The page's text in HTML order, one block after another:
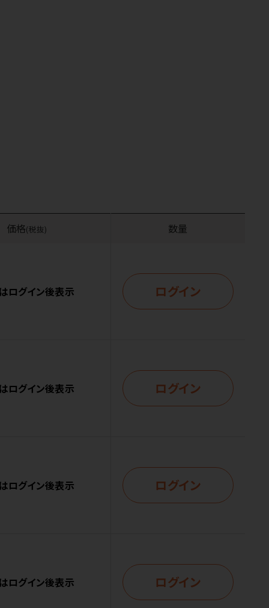
価格(税抜) 数量
ログイン後表示 ログイン
ログイン後表示 ログイン
ログイン後表示 ログイン
ログイン後表示 ログイン